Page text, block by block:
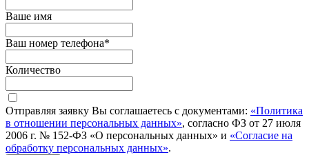
Ваше имя
Ваш номер телефона*
Количество
Отправляя заявку Вы соглашаетесь с документами: «Политика
в отношении персональных данных», согласно ФЗ от 27 июля
2006 г. № 152-ФЗ «О персональных данных» и «Согласие на
обработку персональных данных».